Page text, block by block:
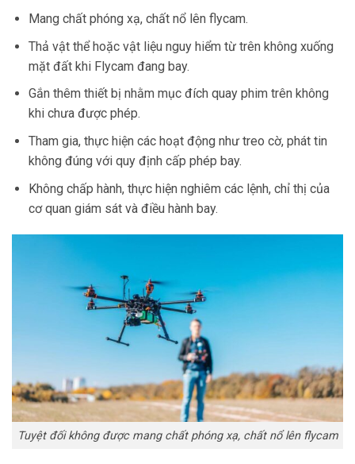
Mang chất phóng xạ, chất nổ lên flycam.
Thả vật thể hoặc vật liệu nguy hiểm từ trên không xuống
mặt đất khi Flycam đang bay.
Gắn thêm thiết bị nhằm mục đích quay phim trên không
khi chưa được phép.
Tham gia, thực hiện các hoạt động như treo cờ, phát tin
không đúng với quy định cấp phép bay.
Không chấp hành, thực hiện nghiêm các lệnh, chỉ thị của
cơ quan giám sát và điều hành bay.
Tuyệt đối không được mang chất phóng xạ, chất nổ lên flycam